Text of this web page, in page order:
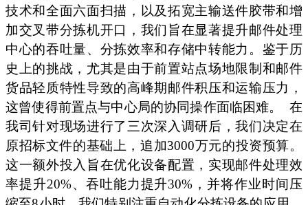
技术和全面六面扫描，以及拓宽主输送件胶带和增
加交叉带分拣机开口，我们旨在显著提升邮件处理
中心的吞吐量、分拣效率和存储中转能力。鉴于历
史上的挑战，尤其是由于前置站点场地限制和邮件
货品轻质特性导致的高峰期邮件积压和运输压力，
这曾使得前置点与中心局的协同操作面临困难。
在
我司针对现场进行了三次深入调研后，我们决定在
原招标文件的基础上，追加3000万元的投资预算。
这一额外投入旨在优化设备配置，实现邮件处理效
率提升20%、吞吐能力提升30%，并将作业时间压